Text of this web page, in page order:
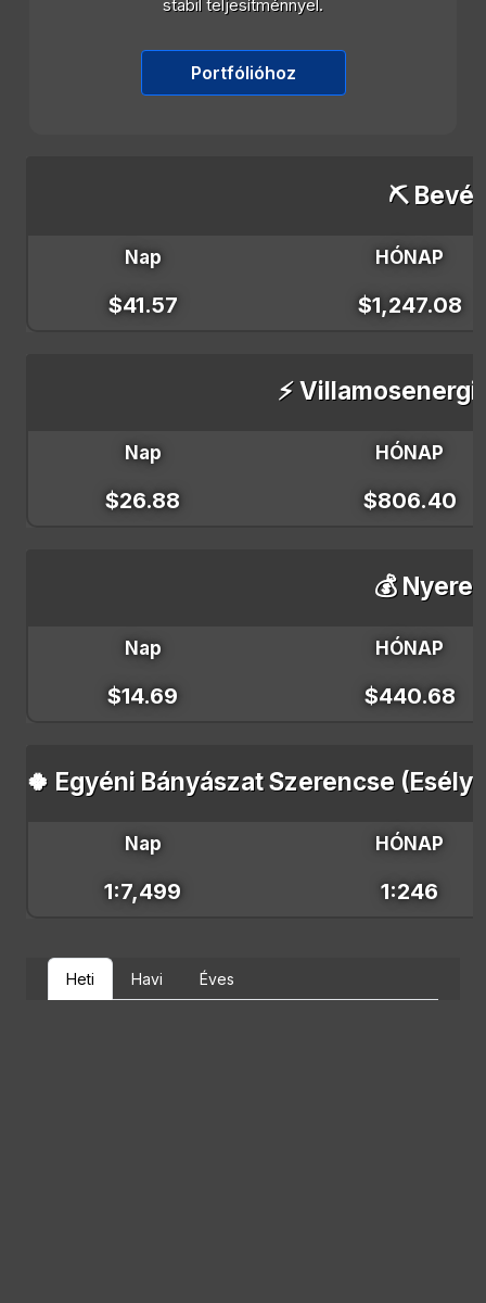
stabil teljesítménnyel.
Portfólióhoz
⛏️
Nap HÓNAP
$41.57 $1,247.08
⚡
Nap HÓNAP
$26.88 $806.40
💰
Nap HÓNAP
$14.69 $440.68
🍀 Egyéni Bányászat Szerencse
Nap HÓNAP
1:7,499 1:246
Heti Havi Éves